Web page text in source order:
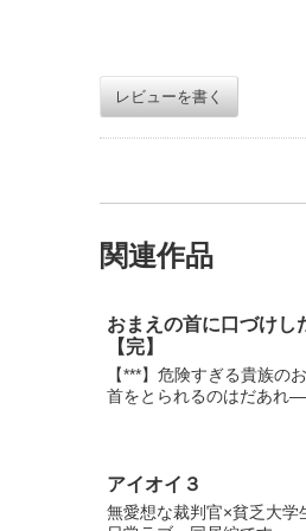
レビューを書く
関連作品
おまえの首に口づけ
【完】
【***】危険すぎる貴族の
首をとられるのはだあれ
アイオイ３
無愛想な裁判官×貧乏大学